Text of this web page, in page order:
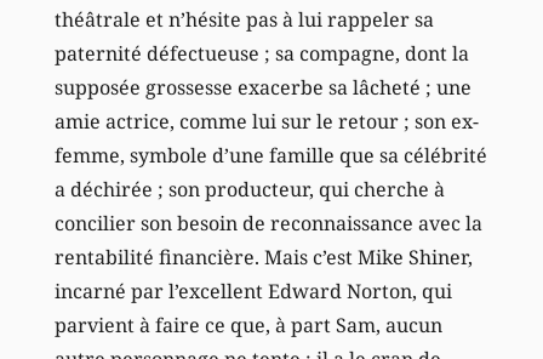
théâtrale et n’hésite pas à lui rappeler sa
paternité défectueuse ; sa compagne, dont la
supposée grossesse exacerbe sa lâcheté ; une
amie actrice, comme lui sur le retour ; son ex-
femme, symbole d’une famille que sa célébrité
a déchirée ; son producteur, qui cherche à
concilier son besoin de reconnaissance avec la
rentabilité financière. Mais c’est Mike Shiner,
incarné par l’excellent Edward Norton, qui
parvient à faire ce que, à part Sam, aucun